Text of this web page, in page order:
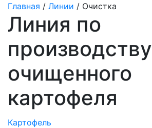
Главная / Линии / Очистка
Линия по
производству
очищенного
картофеля
Картофель